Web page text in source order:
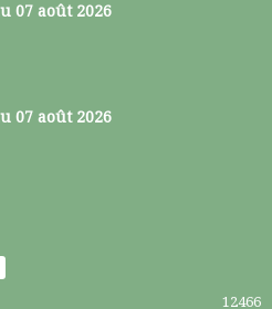
07 août 2026
07 août 2026
12466